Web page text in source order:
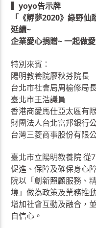
▍yoyo告示牌
「《孵夢2020》綠野仙
延續~
企業愛心捐贈~ 一起做
特別來賓：
陽明教養院廖秋芬院長
台北市社會局周榆修局
臺北市王浩議員
香港商愛馬仕亞太區有
財團法人台北富邦銀行
台灣三菱商事股份有限
臺北市立陽明教養院 從
促進、保障及確保身心
院以「創新照顧服務、
境」做為政策及業務推
增加社會互動及融合，
自信心。